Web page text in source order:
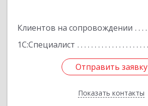
Клиентов на сопровождении
1С:Специалист
Отправить заявку
Показать контакты
Отправить заявку
Назад